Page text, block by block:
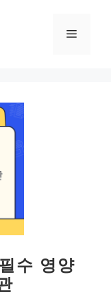
메
수 영양